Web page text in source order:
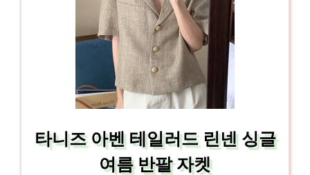
타니즈 아벤 테일러드 린넨 싱글
여름 반팔 자켓